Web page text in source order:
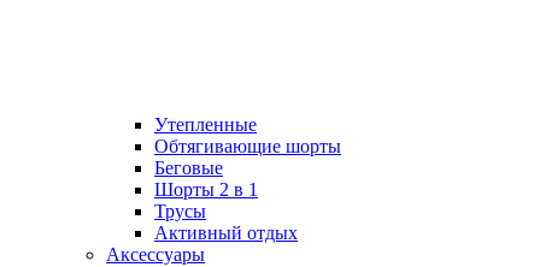
Утепленные
Обтягивающие шорты
Беговые
Шорты 2 в 1
Трусы
Активный отдых
Аксессуары